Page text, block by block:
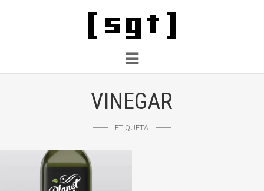
VINEGAR
ETIQUETA